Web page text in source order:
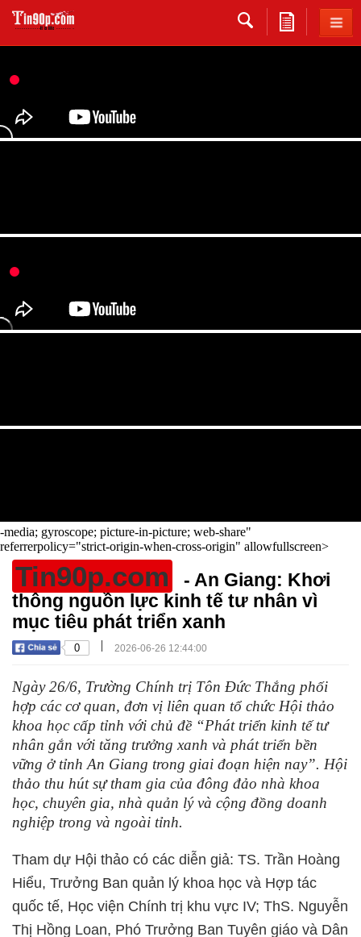
-media; gyroscope; picture-in-picture; web-share"
referrerpolicy="strict-origin-when-cross-origin" allowfullscreen>
Tin90p.com
- An Giang: Khơi
thông nguồn lực kinh tế tư nhân vì
mục tiêu phát triển xanh
0 | 2026-06-26 12:44:00
Ngày 26/6, Trường Chính trị Tôn Đức Thắng phối
hợp các cơ quan, đơn vị liên quan tổ chức Hội thảo
khoa học cấp tỉnh với chủ đề “Phát triển kinh tế tư
nhân gắn với tăng trưởng xanh và phát triển bền
vững ở tỉnh An Giang trong giai đoạn hiện nay”. Hội
thảo thu hút sự tham gia của đông đảo nhà khoa
học, chuyên gia, nhà quản lý và cộng đồng doanh
nghiệp trong và ngoài tỉnh.
Tham dự Hội thảo có các diễn giả: TS. Trần Hoàng
Hiểu, Trưởng Ban quản lý khoa học và Hợp tác
quốc tế, Học viện Chính trị khu vực IV; ThS. Nguyễn
Thị Hồng Loan, Phó Trưởng Ban Tuyên giáo và Dân